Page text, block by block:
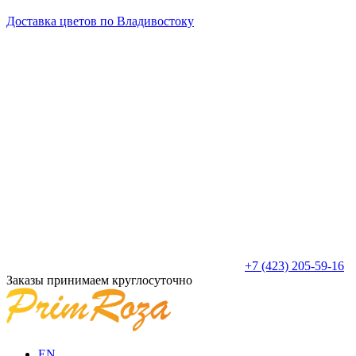
Доставка цветов по Владивостоку
+7 (423) 205-59-16
Заказы принимаем круглосуточно